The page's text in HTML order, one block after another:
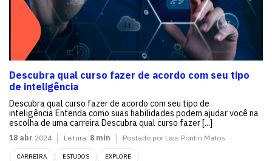
Descubra qual curso fazer de acordo com seu tipo
de inteligência
Descubra qual curso fazer de acordo com seu tipo de
inteligência Entenda como suas habilidades podem ajudar você na
escolha de uma carreira Descubra qual curso fazer [...]
18 abr 2024 Leitura: 8 min Postado por Lais Pontin Matos
CARREIRA ESTUDOS EXPLORE